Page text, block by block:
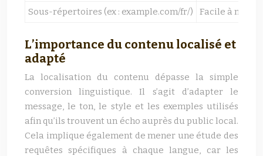
Sous-répertoires (ex : example.com/fr/)
Facile à
L’importance du contenu localisé et
adapté
La localisation du contenu dépasse la simple
conversion linguistique. Il s’agit d’adapter le
message, le ton, le style et les exemples utilisés
afin qu’ils trouvent un écho auprès du public local.
Cela implique également de mener une étude des
requêtes spécifiques à chaque langue, car les